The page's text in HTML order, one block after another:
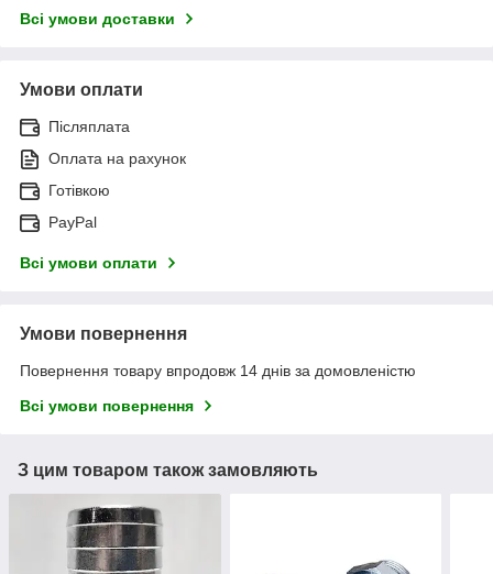
Всі умови доставки
Умови оплати
Післяплата
Оплата на рахунок
Готівкою
PayPal
Всі умови оплати
Умови повернення
Повернення товару впродовж 14 днів за домовленістю
Всі умови повернення
З цим товаром також замовляють